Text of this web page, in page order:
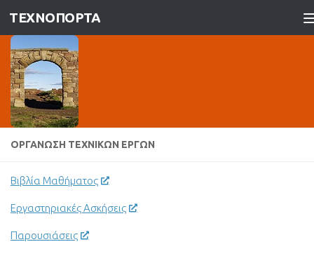
Skip to content
ΤΕΧΝΟΠΟΡΤΑ
ΟΡΓΆΝΩΣΗ ΤΕΧΝΙΚΏΝ ΈΡΓΩΝ
Βιβλία Μαθήματος
Εργαστηριακές Ασκήσεις
Παρουσιάσεις